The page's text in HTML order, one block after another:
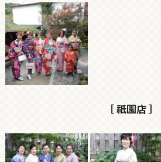
［ 祇園店 ］